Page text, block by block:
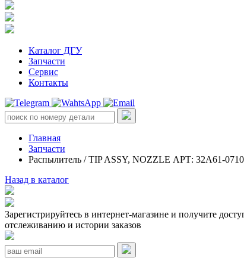
Каталог ДГУ
Запчасти
Сервис
Контакты
Главная
Запчасти
Распылитель / TIP ASSY, NOZZLE АРТ: 32A61-
Назад в каталог
Зарегистрируйтесь в интернет-магазине и получите
отслеживанию и истории заказов